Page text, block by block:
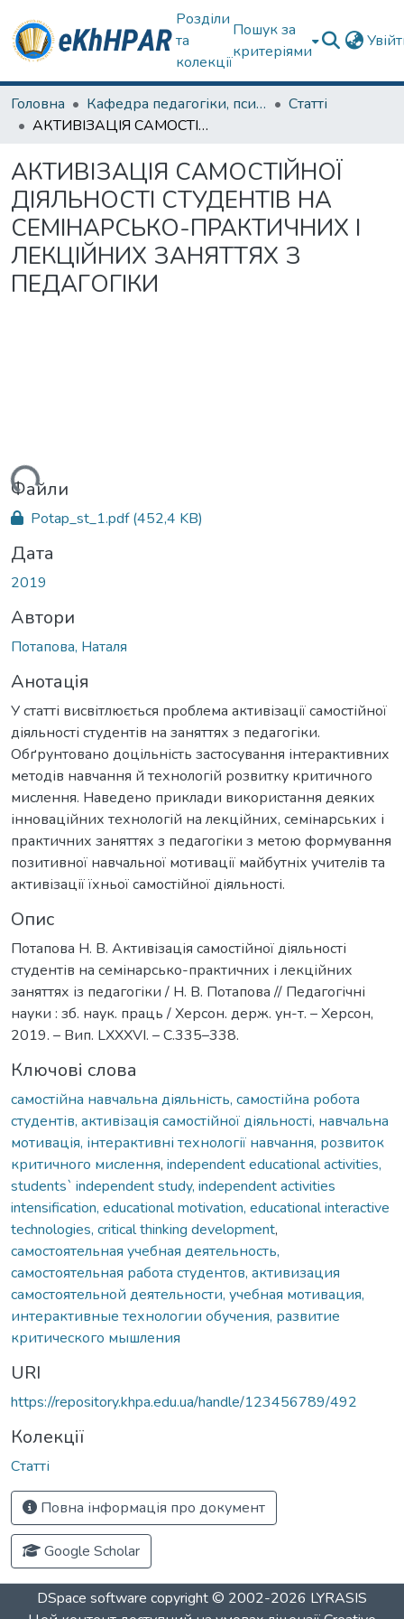
Розділи
та
колекції
Пошук за
критеріями
Головна Кафедра педагогіки, психології, початкової освіти та освітнього менеджменту
Статті
АКТИВІЗАЦІЯ САМОСТІЙНОЇ ДІЯЛЬНОСТІ СТУДЕНТІВ НА СЕМІНАРСЬКО-ПРАКТИЧНИХ І ЛЕКЦІЙНИХ ЗАНЯТТЯХ З ПЕДАГОГІКИ
АКТИВІЗАЦІЯ САМОСТІЙНОЇ
ДІЯЛЬНОСТІ СТУДЕНТІВ НА
СЕМІНАРСЬКО-ПРАКТИЧНИХ І
ЛЕКЦІЙНИХ ЗАНЯТТЯХ З
ПЕДАГОГІКИ
Файли
Potap_st_1.pdf(452,4 KB)
Дата
2019
Автори
Потапова, Наталя
Анотація
У статті висвітлюється проблема активізації самостійної
діяльності студентів на заняттях з педагогіки.
Обґрунтовано доцільність застосування інтерактивних
методів навчання й технологій розвитку критичного
мислення. Наведено приклади використання деяких
інноваційних технологій на лекційних, семінарських і
практичних заняттях з педагогіки з метою формування
позитивної навчальної мотивації майбутніх учителів та
активізації їхньої самостійної діяльності.
Опис
Потапова Н. В. Активізація самостійної діяльності
студентів на семінарсько-практичних і лекційних
заняттях із педагогіки / Н. В. Потапова // Педагогічні
науки : зб. наук. праць / Херсон. держ. ун-т. – Херсон,
2019. – Вип. LXXXVI. – С.335–338.
Ключові слова
самостійна навчальна діяльність, самостійна робота
студентів, активізація самостійної діяльності, навчальна
мотивація, інтерактивні технології навчання, розвиток
критичного мислення, independent educational activities,
students` independent study, independent activities
intensification, educational motivation, educational interactive
technologies, critical thinking development,
самостоятельная учебная деятельность,
самостоятельная работа студентов, активизация
самостоятельной деятельности, учебная мотивация,
интерактивные технологии обучения, развитие
критического мышления
URI
https://repository.khpa.edu.ua/handle/123456789/492
Колекції
Статті
Повна інформація про документ
Google Scholar
DSpace software copyright © 2002-2026 LYRASIS